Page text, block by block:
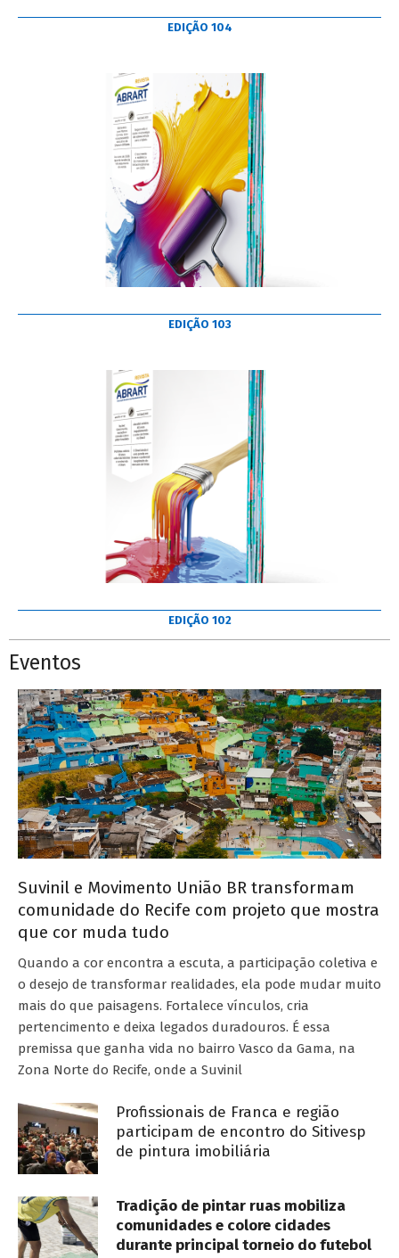
EDIÇÃO 104
EDIÇÃO 103
EDIÇÃO 102
Eventos
Suvinil e Movimento União BR transformam
comunidade do Recife com projeto que mostra
que cor muda tudo
Quando a cor encontra a escuta, a participação coletiva e
o desejo de transformar realidades, ela pode mudar muito
mais do que paisagens. Fortalece vínculos, cria
pertencimento e deixa legados duradouros. É essa
premissa que ganha vida no bairro Vasco da Gama, na
Zona Norte do Recife, onde a Suvinil
Profissionais de Franca e região
participam de encontro do Sitivesp
de pintura imobiliária
Tradição de pintar ruas mobiliza
comunidades e colore cidades
durante principal torneio do futebol